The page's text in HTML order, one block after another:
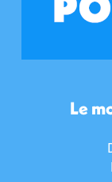
Le